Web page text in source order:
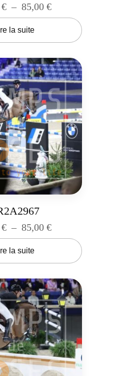
€ – 85,00 €
la suite
€ – 85,00 €
la suite